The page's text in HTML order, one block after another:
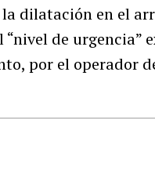
la dilatación en el
de urgencia”
por el operador